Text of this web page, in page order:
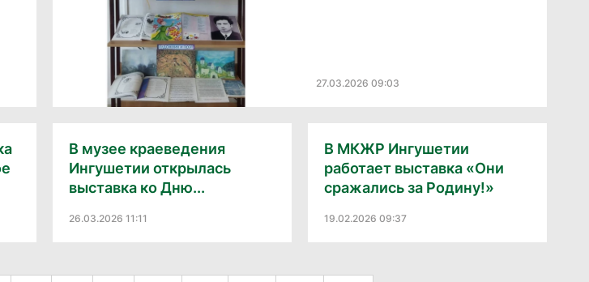
27.03.2026 09:03
В музее краеведения
Ингушетии открылась
выставка ко Дню...
26.03.2026 11:11
В МКЖР Ингушетии
работает выставка «Они
сражались за Родину!»
19.02.2026 09:37